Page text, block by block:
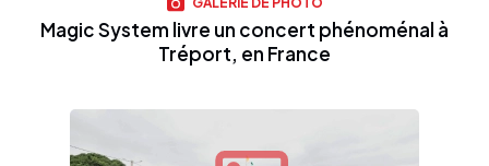
Magic System livre un concert phénoménal à
Tréport, en France